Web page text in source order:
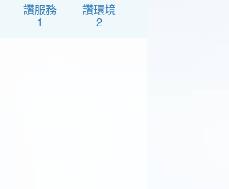
讚服務
1
讚環境
2